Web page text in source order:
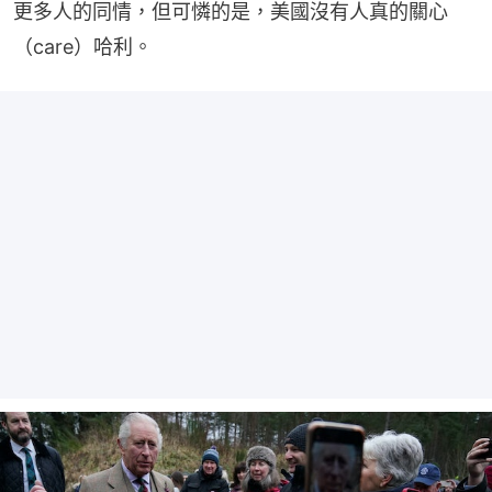
更多人的同情，但可憐的是，美國沒有人真的關心
（care）哈利。